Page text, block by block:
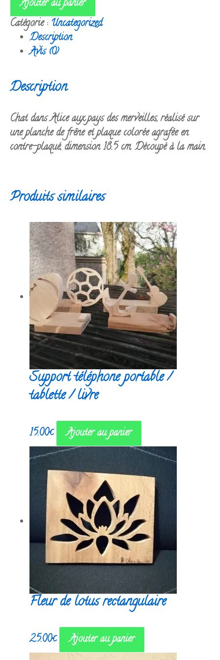
du
Cheshire
Ajouter au panier
Catégorie : Uncategorized
Description
Avis (0)
Description
Chat dans Alice aux pays des merveilles, réalisé sur
une planche de frêne et plaque colorée agrafée en
contre-plaqué, dimension 18.5 cm. Découpé à la main.
Produits similaires
Support téléphone portable /
tablette / livre
15.00€ Ajouter au panier
Fleur de lotus rectangulaire
25.00€ Ajouter au panier